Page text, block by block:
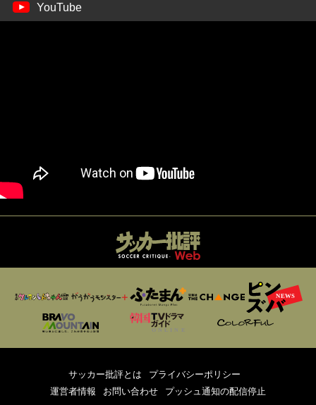
YouTube
サッカー批評とは
プライバシーポリシー
運営者情報
お問い合わせ プッシュ通知の配信停止